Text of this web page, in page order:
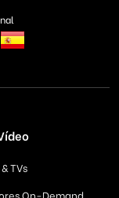
TVs
On-Demand